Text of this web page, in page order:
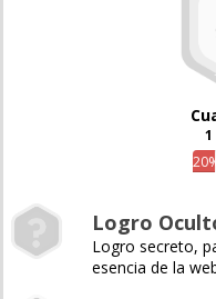
1
20%
Logro
Logro secreto,
esencia de la